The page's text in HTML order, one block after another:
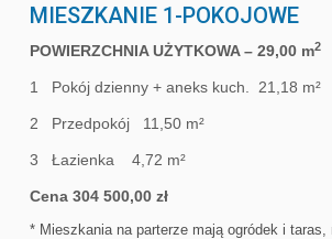
MIESZKANIE 1-POKOJOWE
POWIERZCHNIA UŻYTKOWA – 29,00 m2
1 Pokój dzienny + aneks kuch. 21,18 m²
2 Przedpokój 11,50 m²
3 Łazienka 4,72 m²
Cena 304 500,00 zł
* Mieszkania na parterze mają ogródek i